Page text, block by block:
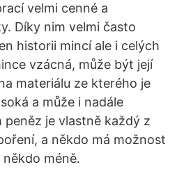
velmi cenné a
Díky nim velmi často
historii mincí ale i celých
vzácná, může být její
materiálu ze kterého je
a může i nadále
peněz je vlastně každý z
a někdo má možnost
méně.